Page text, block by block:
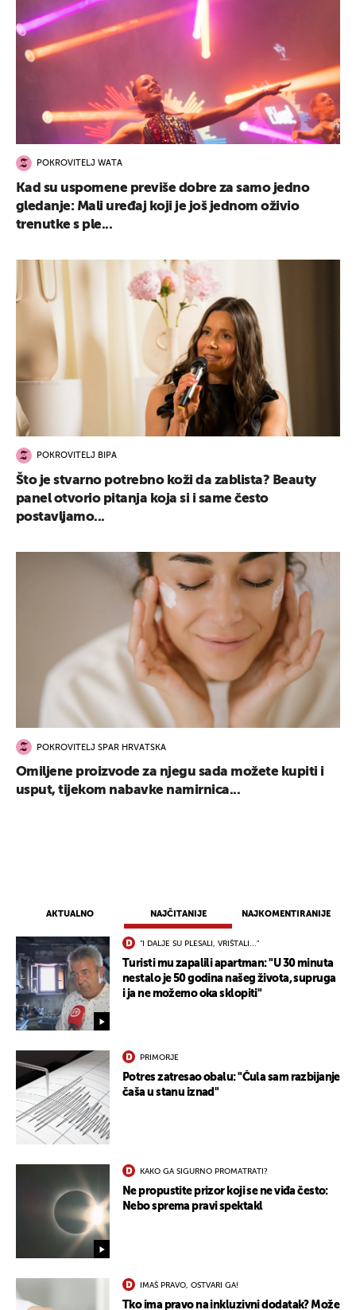
AKTUALNO NAJČITANIJE NAJKOMENTIRANIJE
"I DALJE SU PLESALI, VRIŠTALI..."
Turisti mu zapalili apartman: "U 30 minuta
nestalo je 50 godina našeg života, supruga
i ja ne možemo oka sklopiti"
PRIMORJE
Potres zatresao obalu: "Čula sam razbijanje
čaša u stanu iznad"
KAKO GA SIGURNO PROMATRATI?
Ne propustite prizor koji se ne viđa često:
Nebo sprema pravi spektakl
IMAŠ PRAVO, OSTVARI GA!
Tko ima pravo na inkluzivni dodatak? Može
POKROVITELJ WATA
Kad su uspomene previše dobre za samo jedno
gledanje: Mali uređaj koji je još jednom oživio
trenutke s ple...
POKROVITELJ BIPA
Što je stvarno potrebno koži da zablista? Beauty
panel otvorio pitanja koja si i same često
postavljamo...
POKROVITELJ SPAR HRVATSKA
Omiljene proizvode za njegu sada možete kupiti i
usput, tijekom nabavke namirnica...